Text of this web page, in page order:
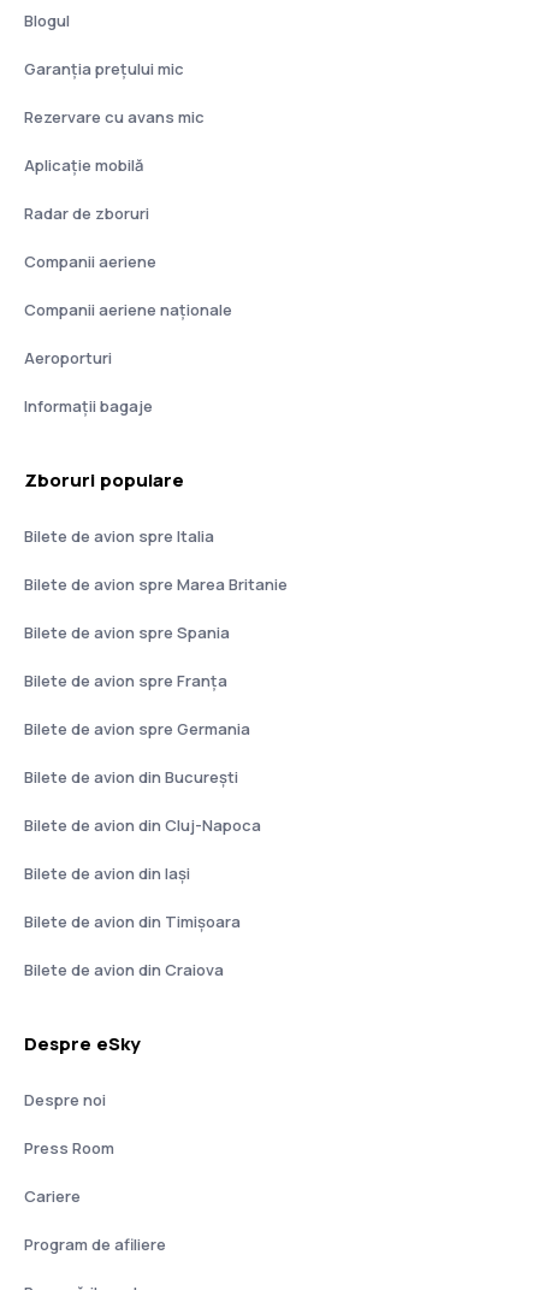
Blogul
Garanția prețului mic
Rezervare cu avans mic
Aplicație mobilă
Radar de zboruri
Companii aeriene
Companii aeriene naţionale
Aeroporturi
Informații bagaje
Zboruri populare
Bilete de avion spre Italia
Bilete de avion spre Marea Britanie
Bilete de avion spre Spania
Bilete de avion spre Franţa
Bilete de avion spre Germania
Bilete de avion din București
Bilete de avion din Cluj-Napoca
Bilete de avion din Iași
Bilete de avion din Timișoara
Bilete de avion din Craiova
Despre eSky
Despre noi
Press Room
Cariere
Program de afiliere